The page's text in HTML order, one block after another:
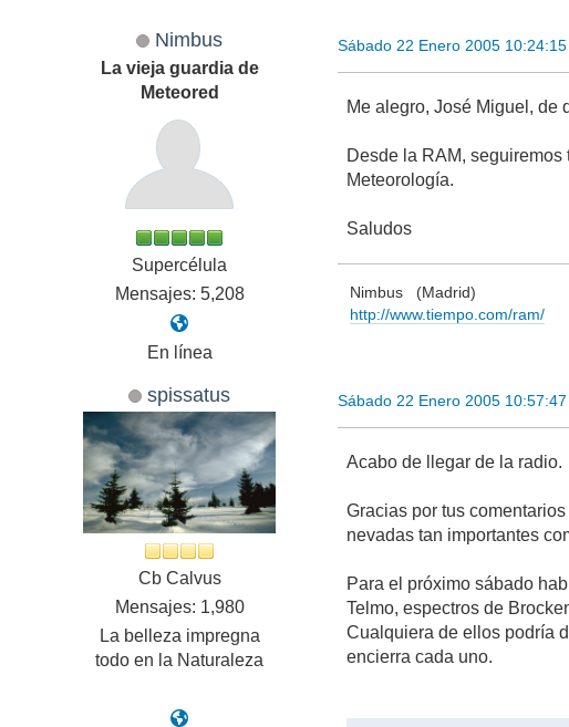
Nimbus
La vieja guardia de
Meteored
Supercélula
Mensajes: 5,208
En línea
Sábado 22 Enero 2005 10:24:15
Me alegro, José Miguel, de
Desde la RAM,
Meteorología.
Saludos
Nimbus (Madrid)
http://www.tiempo.com/ram/
spissatus
Cb Calvus
Mensajes: 1,980
La belleza impregna
todo en la Naturaleza
Sábado 22 Enero 2005 10:57:47
Acabo de llegar de la radio.
Gracias por tus
nevadas tan importantes
Para el próximo sábado
Telmo, espectros de
Cualquiera de ellos podría
encierra cada uno.